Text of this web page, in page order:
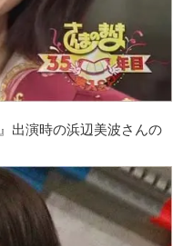
出演時の浜辺美波さんの